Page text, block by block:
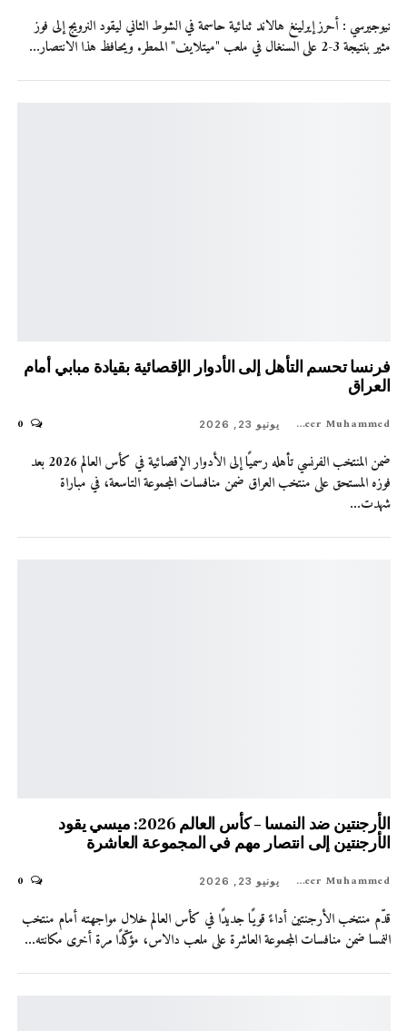
نيوجيرسي : أحرز إيرلينغ هالاند ثنائية حاسمة في الشوط الثاني ليقود النرويج إلى فوز
مثير بنتيجة 3-2 على السنغال في ملعب "ميتلايف" الممطر. ويحافظ هذا الانتصار…
فرنسا تحسم التأهل إلى الأدوار الإقصائية بقيادة مبابي أمام
العراق
Shaheer Muhammed يونيو 23, 2026
ضمن المنتخب الفرنسي تأهله رسميًا إلى الأدوار الإقصائية في كأس العالم 2026 بعد
فوزه المستحق على منتخب العراق ضمن منافسات المجموعة التاسعة، في مباراة
شهدت…
الأرجنتين ضد النمسا – كأس العالم 2026: ميسي يقود
الأرجنتين إلى انتصار مهم في المجموعة العاشرة
Shaheer Muhammed يونيو 23, 2026
قدّم منتخب الأرجنتين أداءً قويًا جديدًا في كأس العالم خلال مواجهته أمام منتخب
النمسا ضمن منافسات المجموعة العاشرة على ملعب دالاس، مؤكّدًا مرة أخرى مكانته…